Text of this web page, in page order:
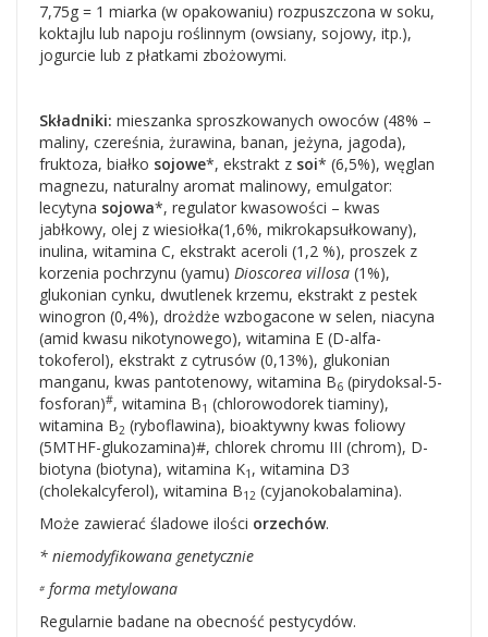
7,75g = 1 miarka (w opakowaniu) rozpuszczona w soku,
koktajlu lub napoju roślinnym (owsiany, sojowy, itp.),
jogurcie lub z płatkami zbożowymi.
Składniki: mieszanka sproszkowanych owoców (48% –
maliny, czereśnia, żurawina, banan, jeżyna, jagoda),
fruktoza, białko sojowe*, ekstrakt z soi* (6,5%), węglan
magnezu, naturalny aromat malinowy, emulgator:
lecytyna sojowa*, regulator kwasowości – kwas
jabłkowy, olej z wiesiołka(1,6%, mikrokapsułkowany),
inulina, witamina C, ekstrakt aceroli (1,2 %), proszek z
korzenia pochrzynu (yamu) Dioscorea villosa (1%),
glukonian cynku, dwutlenek krzemu, ekstrakt z pestek
winogron (0,4%), drożdże wzbogacone w selen, niacyna
(amid kwasu nikotynowego), witamina E (D-alfa-
tokoferol), ekstrakt z cytrusów (0,13%), glukonian
manganu, kwas pantotenowy, witamina B6 (pirydoksal-5-
fosforan)#, witamina B1 (chlorowodorek tiaminy),
witamina B2 (ryboflawina), bioaktywny kwas foliowy
(5MTHF-glukozamina)#, chlorek chromu III (chrom), D-
biotyna (biotyna), witamina K1 , witamina D3
(cholekalcyferol), witamina B12 (cyjanokobalamina).
Może zawierać śladowe ilości orzechów.
* niemodyfikowana genetycznie
# forma metylowana
Regularnie badane na obecność pestycydów.